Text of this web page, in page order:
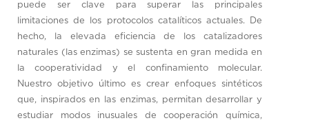
puede ser clave para superar las principales
limitaciones de los protocolos catalíticos actuales. De
hecho, la elevada eficiencia de los catalizadores
naturales (las enzimas) se sustenta en gran medida en
la cooperatividad y el confinamiento molecular.
Nuestro objetivo último es crear enfoques sintéticos
que, inspirados en las enzimas, permitan desarrollar y
estudiar modos inusuales de cooperación química,